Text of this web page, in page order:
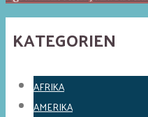
KATEGORIEN
AFRIKA
AMERIKA